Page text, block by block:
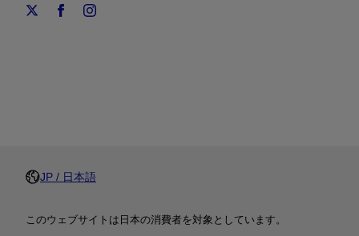
JP / 日本語
このウェブサイトは日本の消費者を対象としています。